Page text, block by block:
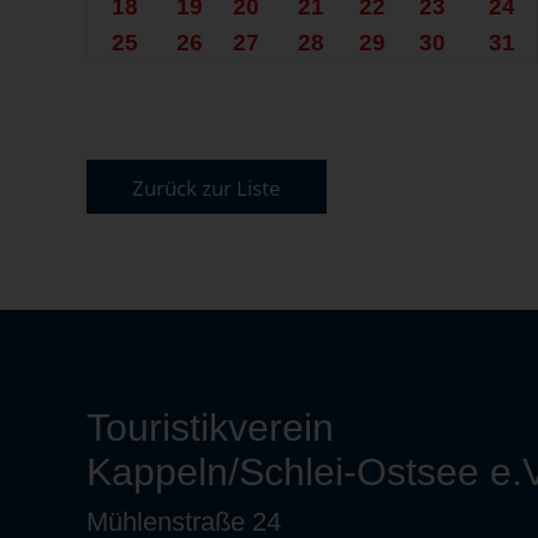
18
19 20 21 22 23
24
25
26 27 28 29 30 31
Zurück zur Liste
Touristikverein
Kappeln/Schlei-Ostsee
Mühlenstraße 24